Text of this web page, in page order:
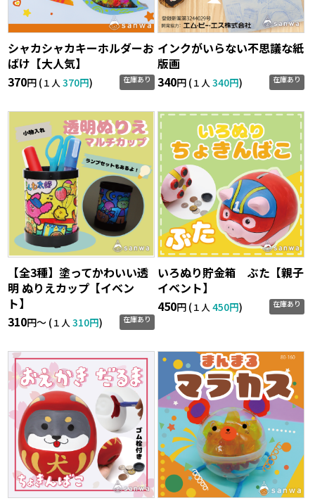
シャカシャカキーホルダーお
ばけ【大人気】
370円 (１人370円) 在庫あり
インクがいらない不思議な紙
版画
340円 (１人 340円) 在庫あり
【全3種】塗ってかわいい透
明 ぬりえカップ【イベン
ト】
310円〜 (１人310円) 在庫あり
いろぬり貯金箱 ぶた【親子
イベント】
450円 (１人450円) 在庫あり